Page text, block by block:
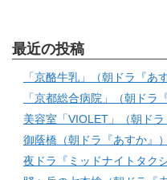
最近の投稿
「京酪牛乳」（朝ドラ『あ
「京都総合病院」（朝ドラ
美容室「VIOLET」（朝ドラ
御蔭橋（朝ドラ『あすか』）
夜ドラ『ミッドナイトタク